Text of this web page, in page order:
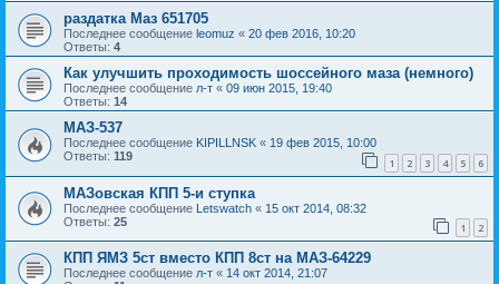
раздатка Маз 651705
Последнее сообщение leomuz « 20 фев 2016, 10:20
Ответы: 4
Как улучшить проходимость шоссейного маза (немного)
Последнее сообщение л-т « 09 июн 2015, 19:40
Ответы: 14
МАЗ-537
Последнее сообщение KIPILLNSK « 19 фев 2015, 10:00
Ответы: 119 1 2 3 4 5 6
МАЗовская КПП 5-и ступка
Последнее сообщение Letswatch « 15 окт 2014, 08:32
Ответы: 25 1 2
КПП ЯМЗ 5ст вместо КПП 8ст на МАЗ-64229
Последнее сообщение л-т « 14 окт 2014, 21:07